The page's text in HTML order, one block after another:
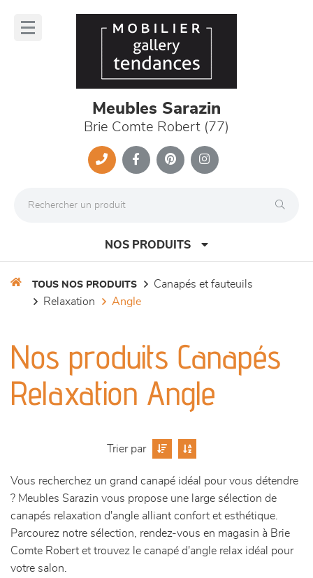
Meubles Sarazin
Brie Comte Robert (77)
NOS PRODUITS
séjours
meubles de complément
TOUS NOS PRODUITS
canapés et fauteuils
relaxation
angle
Nos produits Canapés
Relaxation Angle
Trier par
Vous recherchez un grand canapé idéal pour vous détendre
? Meubles Sarazin vous propose une large sélection de
canapés relaxation d'angle alliant confort et esthétique.
Parcourez notre sélection, rendez-vous en magasin à Brie
Comte Robert et trouvez le canapé d'angle relax idéal pour
votre salon.